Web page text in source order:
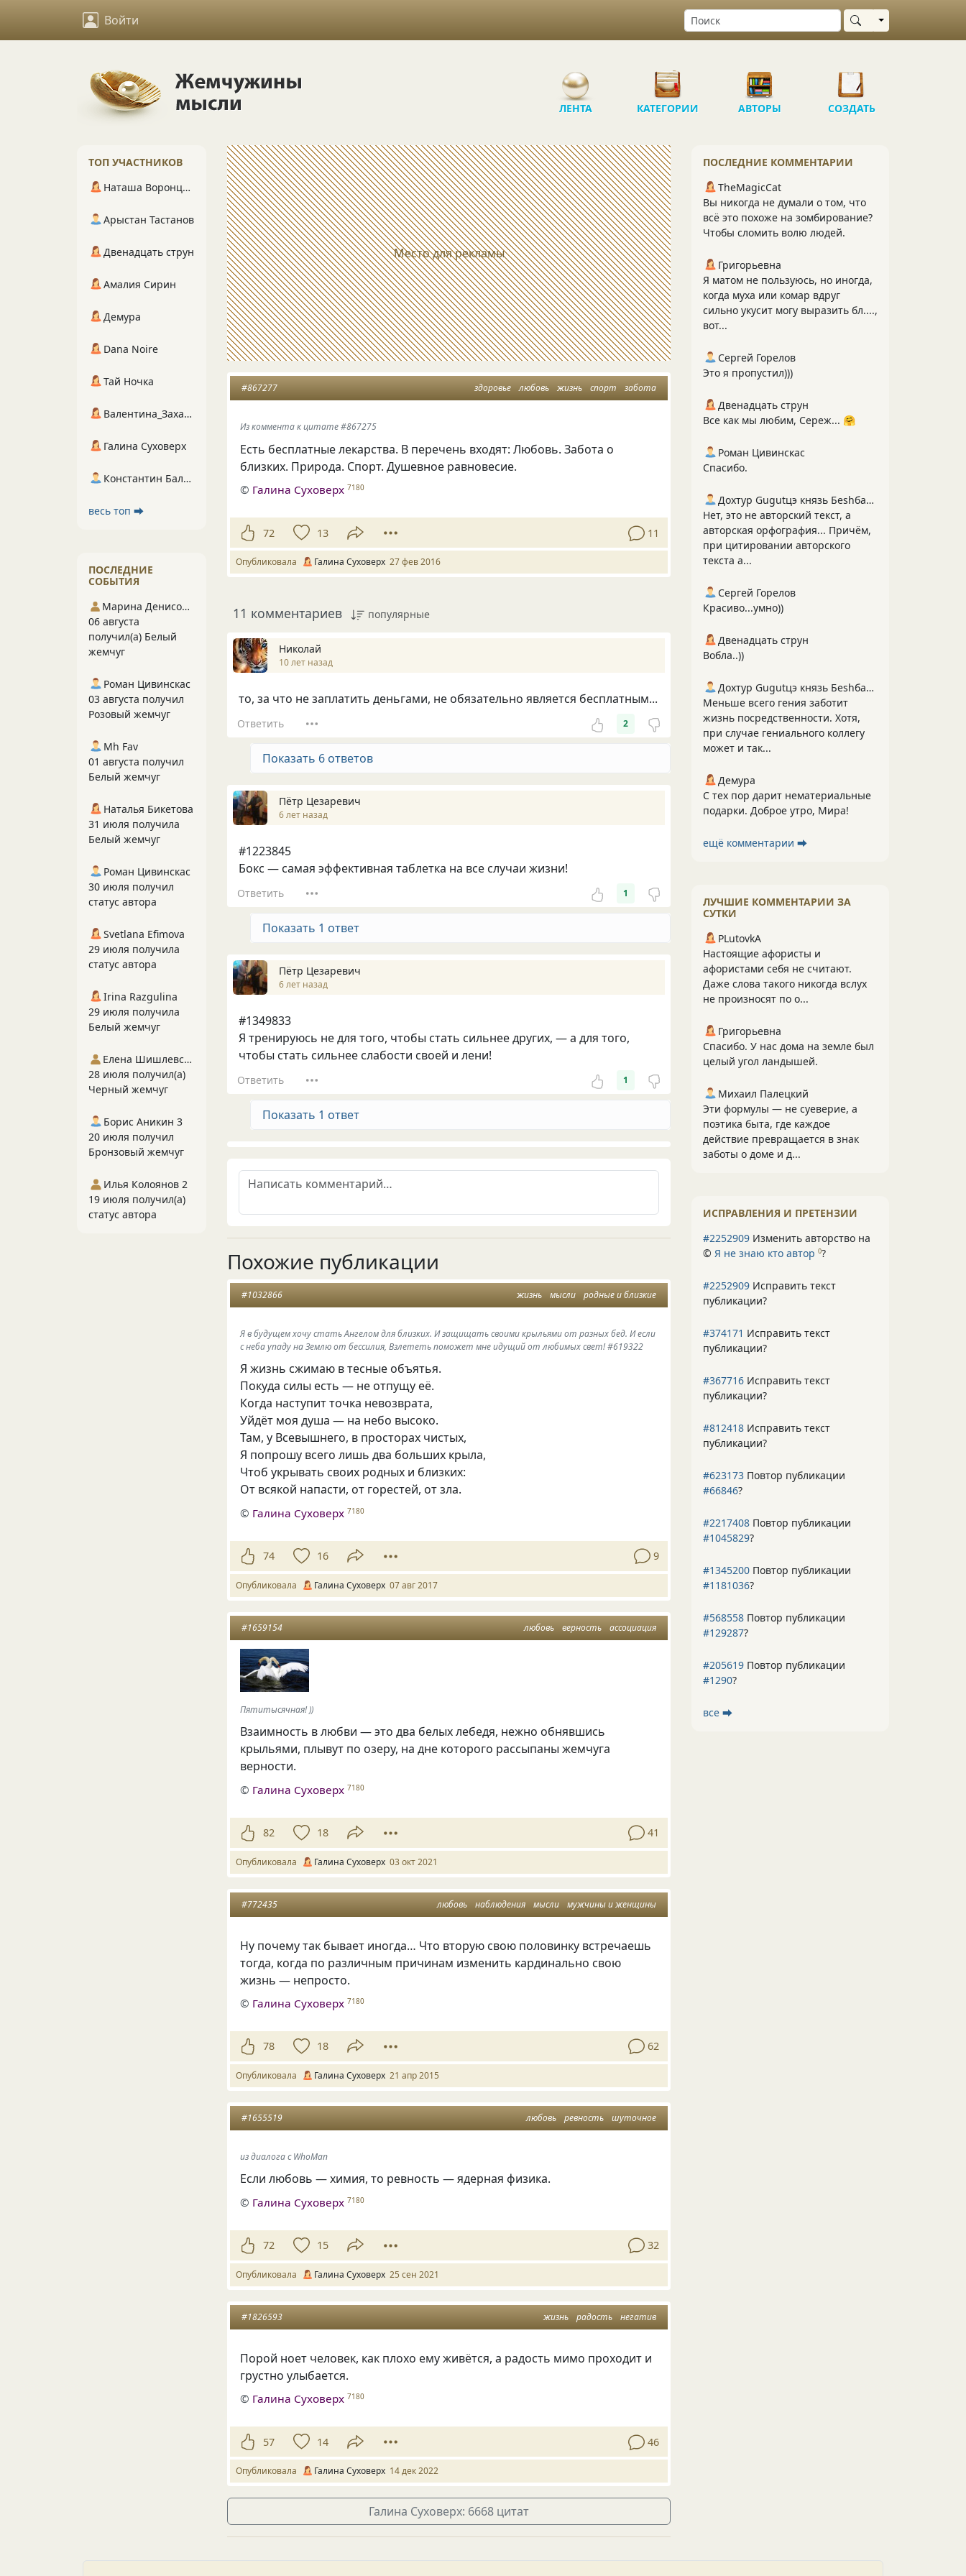
Войти Выбрать область
ЛЕНТА КАТЕГОРИИ АВТОРЫ СОЗДАТЬ
Место для рекламы
здоровье любовь жизнь спорт забота
#867277
Из коммента к цитате #867275
Есть бесплатные лекарства. В перечень входят: Любовь. Забота о
близких. Природа. Спорт. Душевное равновесие.
© Галина Суховерх 7180
72 13 11
Опубликовала Галина Суховерх 27 фев 2016
11 комментариев популярные
Hиколай
10 лет назад
то, за что не заплатить деньгами, не обязательно является бесплатным...
Ответить 2
Показать 6 ответов
Пётр Цезаревич
6 лет назад
#1223845
Бокс — самая эффективная таблетка на все случаи жизни!
Ответить 1
Показать 1 ответ
Пётр Цезаревич
6 лет назад
#1349833
Я тренируюсь не для того, чтобы стать сильнее других, — а для того,
чтобы стать сильнее слабости своей и лени!
Ответить 1
Показать 1 ответ
Похожие публикации
жизнь мысли родные и близкие
#1032866
Я в будущем хочу стать Ангелом для близких. И защищать своими крыльями от разных бед. И если
с неба упаду на Землю от бессилия, Взлететь поможет мне идущий от любимых свет! #619322
Я жизнь сжимаю в тесные объятья.
Покуда силы есть — не отпущу её.
Когда наступит точка невозврата,
Уйдёт моя душа — на небо высоко.
Там, у Всевышнего, в просторах чистых,
Я попрошу всего лишь два больших крыла,
Чтоб укрывать своих родных и близких:
От всякой напасти, от горестей, от зла.
© Галина Суховерх 7180
74 16 9
Опубликовала Галина Суховерх 07 авг 2017
любовь верность ассоциация
#1659154
Пятитысячная! ))
Взаимность в любви — это два белых лебедя, нежно обнявшись
крыльями, плывут по озеру, на дне которого рассыпаны жемчуга
верности.
© Галина Суховерх 7180
82 18 41
Опубликовала Галина Суховерх 03 окт 2021
любовь наблюдения мысли мужчины и женщины
#772435
Ну почему так бывает иногда… Что вторую свою половинку встречаешь
тогда, когда по различным причинам изменить кардинально свою
жизнь — непросто.
© Галина Суховерх 7180
78 18 62
Опубликовала Галина Суховерх 21 апр 2015
любовь ревность шуточное
#1655519
из диалога с WhoMan
Если любовь — химия, то ревность — ядерная физика.
© Галина Суховерх 7180
72 15 32
Опубликовала Галина Суховерх 25 сен 2021
жизнь радость негатив
#1826593
Порой ноет человек, как плохо ему живётся, а радость мимо проходит и
грустно улыбается.
© Галина Суховерх 7180
57 14 46
Опубликовала Галина Суховерх 14 дек 2022
Галина Суховерх: 6668 цитат
ПОСЛЕДНИЕ КОММЕНТАРИИ
TheMagicCat
Вы никогда не думали о том, что
всё это похоже на зомбирование?
Чтобы сломить волю людей.
Григорьевна
Я матом не пользуюсь, но иногда,
когда муха или комар вдруг
сильно укусит могу выразить бл....,
вот...
Сергей Горелов
Это я пропустил)))
Двенадцать струн
Все как мы любим, Сереж... 🤗
Роман Цивинскас
Спасибо.
Дохтур Gugutцэ князь Беshбармакоff
Нет, это не авторский текст, а
авторская орфография... Причём,
при цитировании авторского
текста а...
Сергей Горелов
Красиво...умно))
Двенадцать струн
Вобла..))
Дохтур Gugutцэ князь Беshбармакоff
Меньше всего гения заботит
жизнь посредственности. Хотя,
при случае гениального коллегу
может и так...
Демура
С тех пор дарит нематериальные
подарки. Доброе утро, Мира!
ещё комментарии ⮕
ЛУЧШИЕ КОММЕНТАРИИ ЗА
СУТКИ
PLutоvkА
Настоящие афористы и
афористами себя не считают.
Даже слова такого никогда вслух
не произносят по о...
Григорьевна
Спасибо. У нас дома на земле был
целый угол ландышей.
Михаил Палецкий
Эти формулы — не суеверие, а
поэтика быта, где каждое
действие превращается в знак
заботы о доме и д...
ИСПРАВЛЕНИЯ И ПРЕТЕНЗИИ
#2252909 Изменить авторство на
© Я не знаю кто автор 0?
#2252909 Исправить текст
публикации?
#374171 Исправить текст
публикации?
#367716 Исправить текст
публикации?
#812418 Исправить текст
публикации?
#623173 Повтор публикации
#66846?
#2217408 Повтор публикации
#1045829?
#1345200 Повтор публикации
#1181036?
#568558 Повтор публикации
#129287?
#205619 Повтор публикации
#1290?
все ⮕
ТОП УЧАСТНИКОВ
Наташа Воронцова
Арыстан Тастанов
Двенадцать струн
Амалия Сирин
Демура
Dana Noire
Тай Ночка
Валентина_Захарова
Галина Суховерх
Константин Балухта
весь топ ⮕
ПОСЛЕДНИЕ
СОБЫТИЯ
Марина Денисова 5
06 августа
получил(а) Белый
жемчуг
Роман Цивинскас
03 августа получил
Розовый жемчуг
Mh Fav
01 августа получил
Белый жемчуг
Наталья Бикетова
31 июля получила
Белый жемчуг
Роман Цивинскас
30 июля получил
статус автора
Svetlana Efimova
29 июля получила
статус автора
Irina Razgulina
29 июля получила
Белый жемчуг
Елена Шишлевская
28 июля получил(а)
Черный жемчуг
Борис Аникин 3
20 июля получил
Бронзовый жемчуг
Илья Колоянов 2
19 июля получил(а)
статус автора